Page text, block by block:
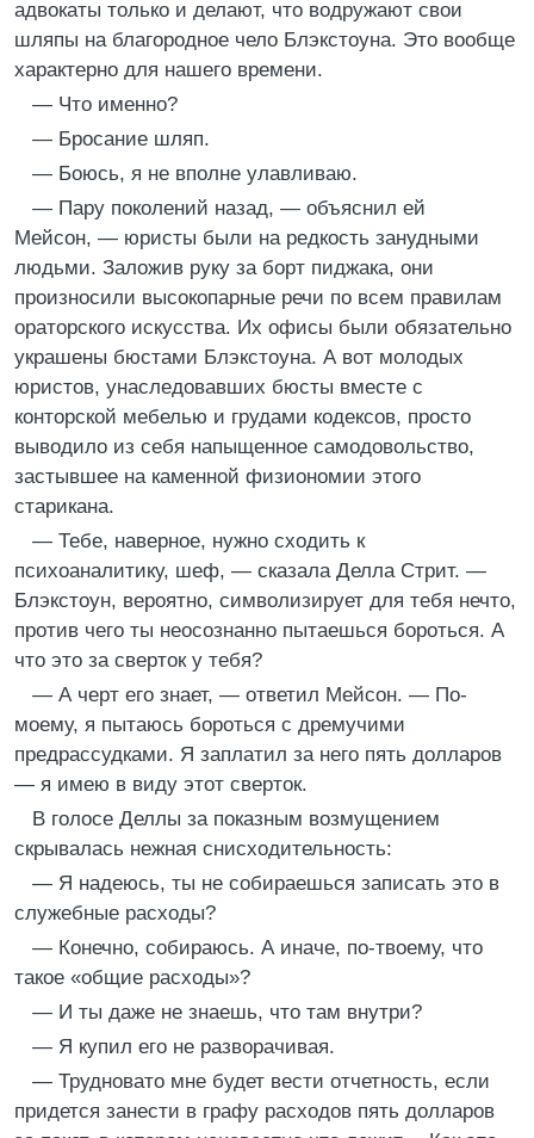
адвокаты только и делают, что водружают свои
шляпы на благородное чело Блэкстоуна. Это вообще
характерно для нашего времени.
— Что именно?
— Бросание шляп.
— Боюсь, я не вполне улавливаю.
— Пару поколений назад, — объяснил ей
Мейсон, — юристы были на редкость занудными
людьми. Заложив руку за борт пиджака, они
произносили высокопарные речи по всем правилам
ораторского искусства. Их офисы были обязательно
украшены бюстами Блэкстоуна. А вот молодых
юристов, унаследовавших бюсты вместе с
конторской мебелью и грудами кодексов, просто
выводило из себя напыщенное самодовольство,
застывшее на каменной физиономии этого
старикана.
— Тебе, наверное, нужно сходить к
психоаналитику, шеф, — сказала Делла Стрит. —
Блэкстоун, вероятно, символизирует для тебя нечто,
против чего ты неосознанно пытаешься бороться. А
что это за сверток у тебя?
— А черт его знает, — ответил Мейсон. — По-
моему, я пытаюсь бороться с дремучими
предрассудками. Я заплатил за него пять долларов
— я имею в виду этот сверток.
В голосе Деллы за показным возмущением
скрывалась нежная снисходительность:
— Я надеюсь, ты не собираешься записать это в
служебные расходы?
— Конечно, собираюсь. А иначе, по-твоему, что
такое «общие расходы»?
— И ты даже не знаешь, что там внутри?
— Я купил его не разворачивая.
— Трудновато мне будет вести отчетность, если
придется занести в графу расходов пять долларов